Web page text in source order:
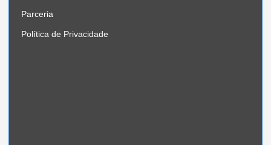
Parceria
Política de Privacidade